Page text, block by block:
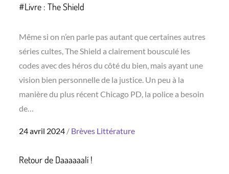
#Livre : The Shield
Même si on n’en parle pas autant que certaines autres
séries cultes, The Shield a clairement bousculé les
codes avec des héros du côté du bien, mais ayant une
vision bien personnelle de la justice. Un peu à la
manière du plus récent Chicago PD, la police a besoin
de…
Posted
24 avril 2024 Brèves Littérature
Retour de Daaaaaalí !